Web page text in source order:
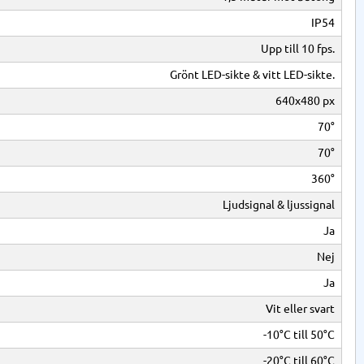
IP54
Upp till 10 fps.
Grönt LED-sikte & vitt LED-sikte.
640x480 px
70°
70°
360°
Ljudsignal & ljussignal
Ja
Nej
Ja
Vit eller svart
-10°C till 50°C
-20°C till 60°C